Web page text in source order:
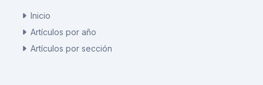
Inicio
Artículos por año
Artículos por sección